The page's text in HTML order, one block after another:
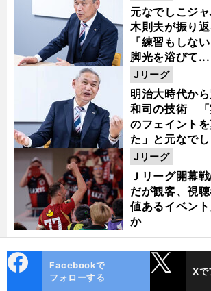
元なでしこジ
木則夫が振り
「練習もしな
脚光を浴びて
い４年間でした
明治大時代か
和司の技術 「
のフェイント
た」と元なで
督・佐々木則夫
Jリーグ
Ｊリーグ開幕
だが観客、視
値あるイベン
か
Jリーグ
ok
Facebookで
フォローする
Xで